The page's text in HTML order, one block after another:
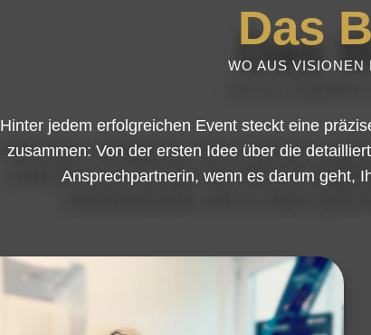
Das
WO AUS VISIONEN
Hinter jedem erfolgreichen Event steckt eine
zusammen: Von der ersten Idee über die
Ansprechpartnerin, wenn es darum geht,